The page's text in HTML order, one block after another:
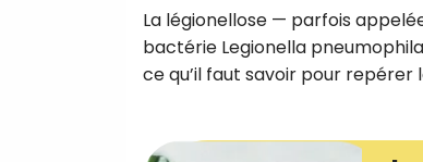
La légionellose — parfois
bactérie Legionella
ce qu’il faut savoir pour repérer